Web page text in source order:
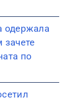
одержала
по